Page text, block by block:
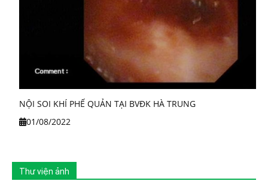
NỘI SOI KHÍ PHẾ QUẢN TẠI BVĐK HÀ TRUNG
01/08/2022
Thư viện ảnh